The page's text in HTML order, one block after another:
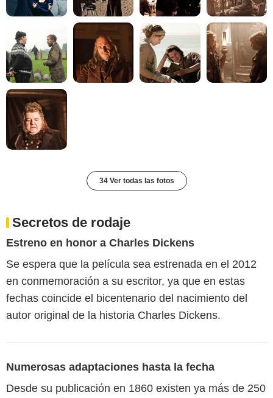
34 Ver todas las fotos
Secretos de rodaje
Estreno en honor a Charles Dickens
Se espera que la película sea estrenada en el 2012
en conmemoración a su escritor, ya que en estas
fechas coincide el bicentenario del nacimiento del
autor original de la historia Charles Dickens.
Numerosas adaptaciones hasta la fecha
Desde su publicación en 1860 existen ya más de 250